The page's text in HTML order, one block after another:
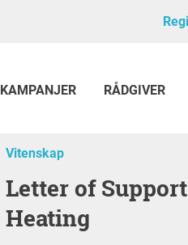
KAMPANJER RÅDGIVER
Vitenskap
Letter of Support of EISCAT
Heating